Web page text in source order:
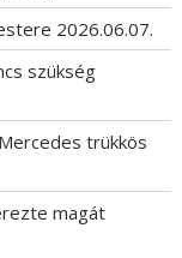
2026.06.07.
szükség
trükkös
magát